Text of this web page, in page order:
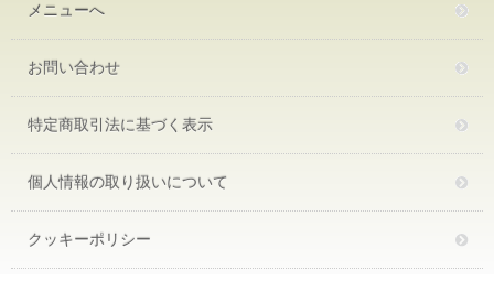
メニューへ
お問い合わせ
特定商取引法に基づく表示
個人情報の取り扱いについて
クッキーポリシー